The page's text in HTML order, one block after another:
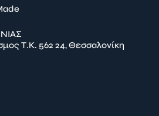
Τ.Κ. 562 24, Θεσσαλονίκη